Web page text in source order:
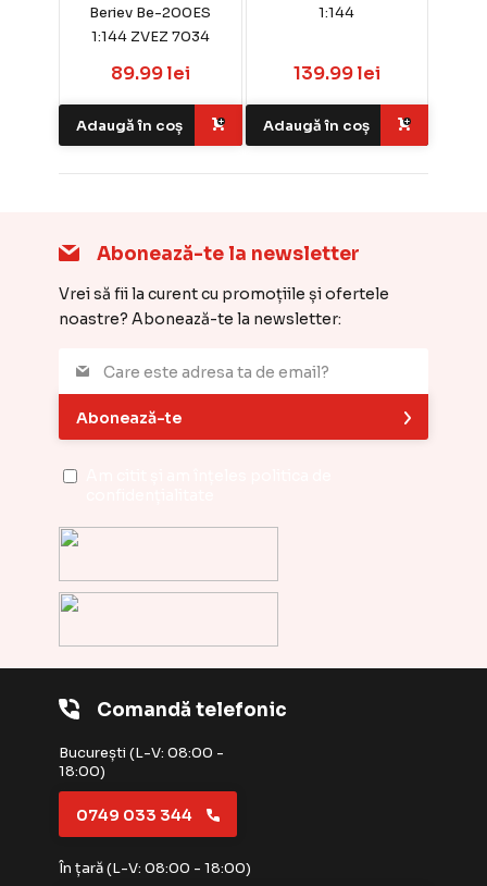
Beriev Be-200ES
1:144 ZVEZ 7034
89.99 lei
Adaugă în coș
1:144
139.99 lei
Adaugă în coș
Comandă telefonic
București (L-V: 08:00 -
18:00)
0749 033 344
În țară (L-V: 08:00 - 18:00)
Abonează-te la newsletter
Vrei să fii la curent cu promoțiile și ofertele
noastre? Abonează-te la newsletter:
Abonează-te